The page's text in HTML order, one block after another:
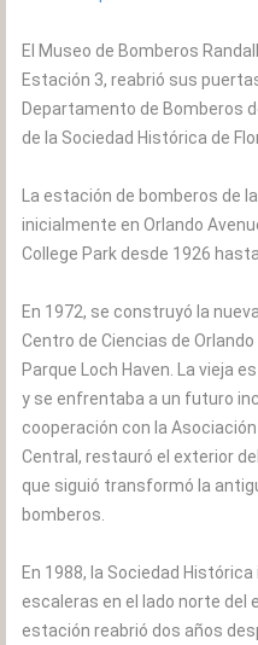
El Museo de Bomberos
Estación 3, reabrió sus
Departamento de Bomberos
de la Sociedad Histórica de
La estación de bomberos de
inicialmente en Orlando
College Park desde 1926
En 1972, se construyó la
Centro de Ciencias de
Parque Loch Haven. La vieja
y se enfrentaba a un futuro
cooperación con la
Central, restauró el exterior
que siguió transformó la
bomberos.
En 1988, la Sociedad
escaleras en el lado norte del
estación reabrió dos años